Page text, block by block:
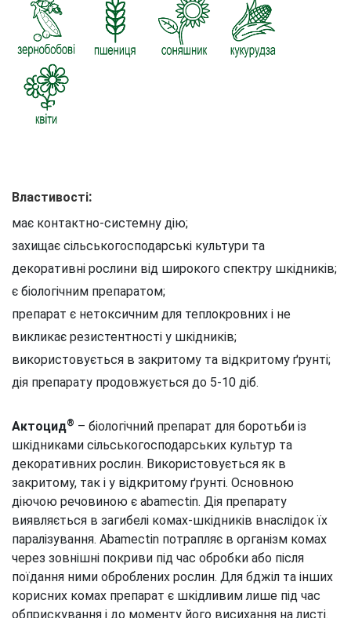
Властивості:
має контактно-системну дію;
захищає сільськогосподарські культури та
декоративні рослини від широкого спектру шкідників;
є біологічним препаратом;
препарат є нетоксичним для теплокровних і не
викликає резистентності у шкідників;
використовується в закритому та відкритому ґрунті;
дія препарату продовжується до 5-10 діб.
Актоцид® – біологічний препарат для боротьби із
шкідниками сільськогосподарських культур та
декоративних рослин. Використовується як в
закритому, так і у відкритому ґрунті. Основною
діючою речовиною є abamectin. Дія препарату
виявляється в загибелі комах-шкідників внаслідок їх
паралізування. Аbamectin потрапляє в організм комах
через зовнішні покриви під час обробки або після
поїдання ними оброблених рослин. Для бджіл та інших
корисних комах препарат є шкідливим лише під час
обприскування і до моменту його висихання на листі.